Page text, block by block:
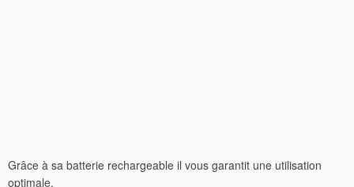
Grâce à sa batterie rechargeable il vous garantit une utilisation
optimale.